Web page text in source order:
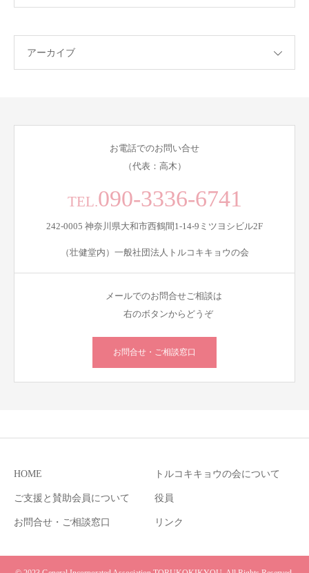
アーカイブ
お電話でのお問い合せ
（代表：高木）
TEL.090-3336-6741
242-0005 神奈川県大和市西鶴間1-14-9ミツヨシビル2F
（壮健堂内）一般社団法人トルコキキョウの会
メールでのお問合せご相談は
右のボタンからどうぞ
お問合せ・ご相談窓口
HOME トルコキキョウの会について
ご支援と賛助会員について 役員
お問合せ・ご相談窓口 リンク